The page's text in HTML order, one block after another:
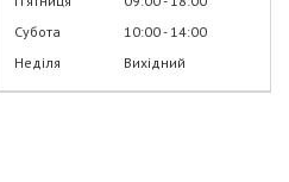
Субота
10:00 14:00
Неділя
Вихідний